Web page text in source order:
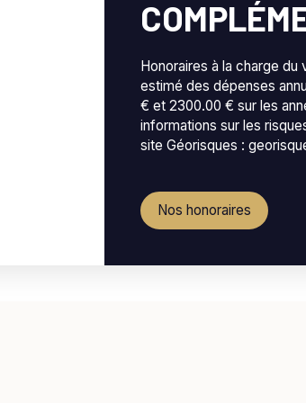
Honoraires à la charge
estimé des dépenses
€ et 2300.00 € sur les
informations sur les
site Géorisques :
Nos honoraires